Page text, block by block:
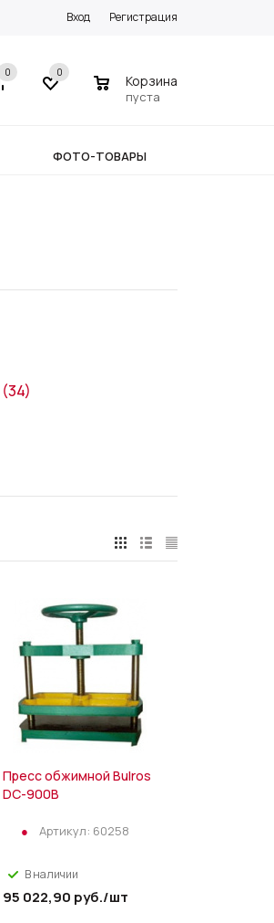
Вход Регистрация
0 0
Корзина
пуста
ФОТО-ТОВАРЫ
(34)
Пресс обжимной Bulros
DC-900B
Артикул: 60258
В наличии
95 022,90 руб./шт